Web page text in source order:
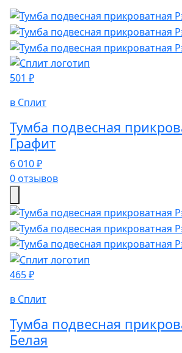
501 ₽
в Сплит
Тумба подвесная
Графит
6 010 ₽
0 отзывов
465 ₽
в Сплит
Тумба подвесная
Белая